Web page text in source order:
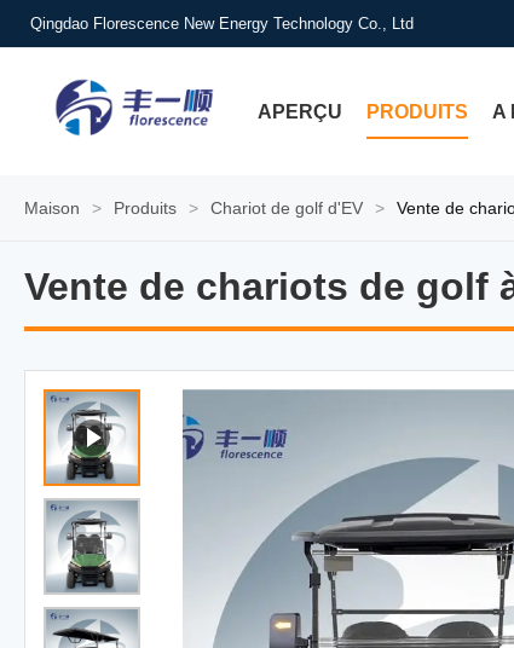
Qingdao Florescence New Energy Technology Co., Ltd
APERÇU PRODUITS A
Maison > Produits > Chariot de golf d'EV > Vente de
Vente de chariots de golf
Vente de chariots de golf